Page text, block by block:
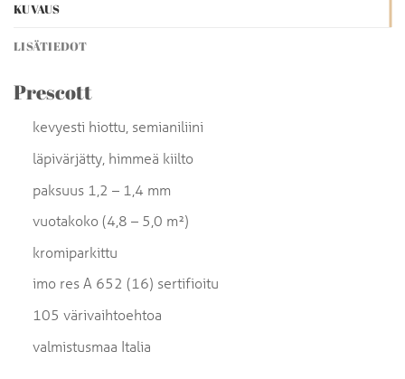
KUVAUS
LISÄTIEDOT
Prescott
kevyesti hiottu, semianiliini
läpivärjätty, himmeä kiilto
paksuus 1,2 – 1,4 mm
vuotakoko (4,8 – 5,0 m²)
kromiparkittu
imo res A 652 (16) sertifioitu
105 värivaihtoehtoa
valmistusmaa Italia